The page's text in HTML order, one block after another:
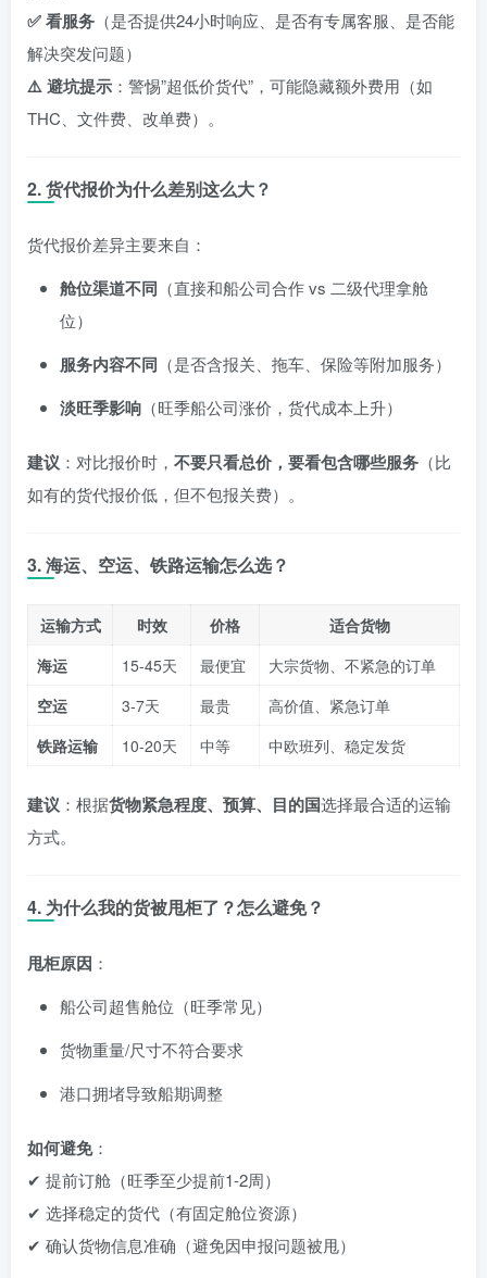
✅ 看服务 （是否提供24小时响应、是否有专属客服、是否能
解决突发问题）
⚠️ 避坑提示 ：警惕”超低价货代”，可能隐藏额外费用（如
THC、文件费、改单费）。
2. 货代报价为什么差别这么大？
货代报价差异主要来自：
舱位渠道不同 （直接和船公司合作 vs 二级代理拿舱
位）
服务内容不同 （是否含报关、拖车、保险等附加服务）
淡旺季影响 （旺季船公司涨价，货代成本上升）
建议 ：对比报价时， 不要只看总价，要看包含哪些服务 （比
如有的货代报价低，但不包报关费）。
3. 海运、空运、铁路运输怎么选？
运输方式 时效 价格
适合货物
海运
15-45天 最便宜
大宗货物、不紧急的订单
空运
3-7天 最贵
高价值、紧急订单
铁路运输
10-20天 中等 中欧班列、稳定发货
建议 ：根据货物紧急程度、预算、目的国选择最合适的运输
方式。
4. 为什么我的货被甩柜了？怎么避免？
甩柜原因 ：
船公司超售舱位（旺季常见）
货物重量/尺寸不符合要求
港口拥堵导致船期调整
如何避免：
✔ 提前订舱（旺季至少提前1-2周）
✔ 选择稳定的货代（有固定舱位资源）
✔ 确认货物信息准确（避免因申报问题被甩）